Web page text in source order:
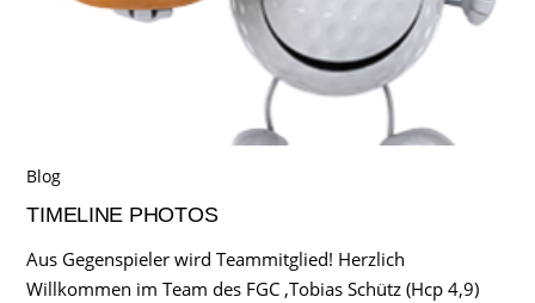
Blog
TIMELINE PHOTOS
Aus Gegenspieler wird Teammitglied! Herzlich
Willkommen im Team des FGC ,Tobias Schütz (Hcp 4,9)